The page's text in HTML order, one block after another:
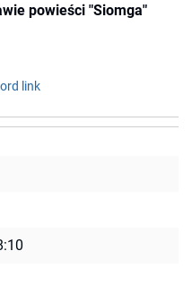
powieści "Siomga"
link